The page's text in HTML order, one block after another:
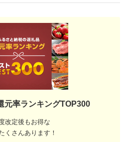
元率ランキングTOP300
改定後もお得な
くさんあります！